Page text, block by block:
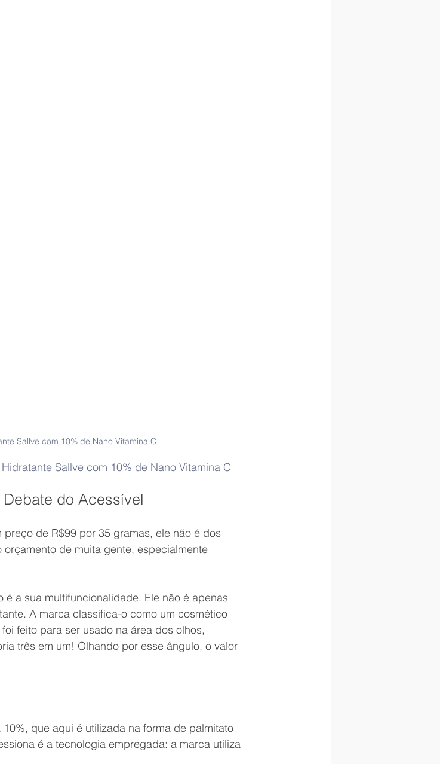
Sallve com 10% de Nano Vitamina C
Sallve com 10% de Nano Vitamina C
Debate do Acessível
de R$99 por 35 gramas, ele não é dos
de muita gente, especialmente
a sua multifuncionalidade. Ele não é apenas
A marca classifica-o como um cosmético
feito para ser usado na área dos olhos,
três em um! Olhando por esse ângulo, o valor
que aqui é utilizada na forma de palmitato
é a tecnologia empregada: a marca utiliza